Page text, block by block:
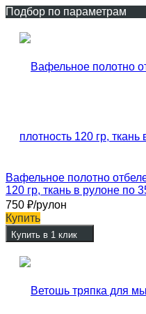
Подбор по параметрам
Вафельное полотно
120 гр, ткань в рулоне по
750 ₽/рулон
Купить
Купить в 1 клик